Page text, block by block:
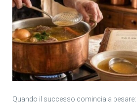
Quando il successo comincia a